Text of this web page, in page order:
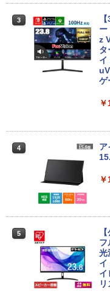
7
ー
￥
8
【
B
3
ー
z
タ
イ
ゲ
4
ア
5
フ
光
イ
イ